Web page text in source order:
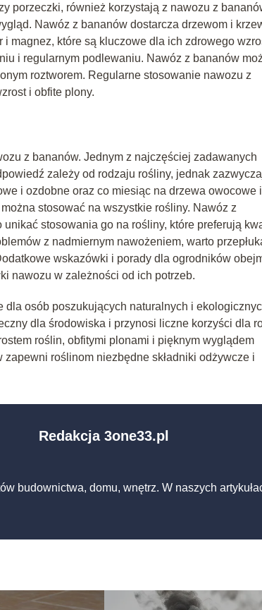
porzeczki, również korzystają z nawozu z
Nawóz z bananów dostarcza drzewom i
magnez, które są kluczowe dla ich zdrowego
i regularnym podlewaniu. Nawóz z bananów
roztworem. Regularne stosowanie nawozu z
i obfite plony.
z bananów. Jednym z najczęściej zadawanych
zależy od rodzaju rośliny, jednak
i ozdobne oraz co miesiąc na drzewa owocowe i
stosować na wszystkie rośliny. Nawóz z
stosowania go na rośliny, które preferują
z nadmiernym nawożeniem, warto
wskazówki i porady dla ogrodników
nawozu w zależności od ich potrzeb.
dla osób poszukujących naturalnych i
dla środowiska i przynosi liczne korzyści dla
roślin, obfitymi plonami i pięknym wyglądem
roślinom niezbędne składniki odżywcze i
Redakcja 3one33.pl
budownictwa, domu, wnętrz. W naszych